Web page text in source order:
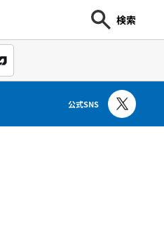
検索
公式SNS